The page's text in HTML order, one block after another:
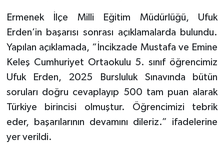
Ermenek İlçe Milli Eğitim Müdürlüğü, Ufuk
Erden’in başarısı sonrası açıklamalarda bulundu.
Yapılan açıklamada, “İncikzade Mustafa ve Emine
Keleş Cumhuriyet Ortaokulu 5. sınıf öğrencimiz
Ufuk Erden, 2025 Bursluluk Sınavında bütün
soruları doğru cevaplayıp 500 tam puan alarak
Türkiye birincisi olmuştur. Öğrencimizi tebrik
eder, başarılarının devamını dileriz.” ifadelerine
yer verildi.